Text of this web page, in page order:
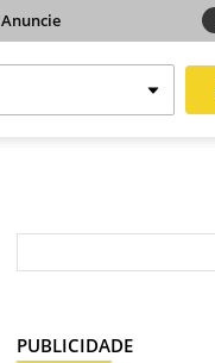
Anuncie
PUBLICIDADE